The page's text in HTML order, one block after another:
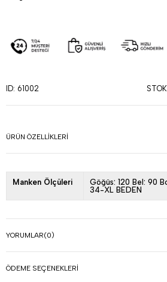
ID: 61002
ÜRÜN ÖZELLIKLERI
Manken Ölçüleri
Göğüs: 120 Bel: 90
34-XL BEDEN
YORUMLAR(0)
ÖDEME SEÇENEKLERI